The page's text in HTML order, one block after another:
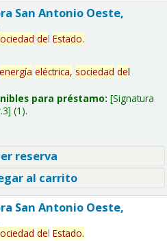
San Antonio Oeste,
del Estado.
energía eléctrica, sociedad del
para préstamo: Signatura
(1).
reserva
al carrito
San Antonio Oeste,
del Estado.